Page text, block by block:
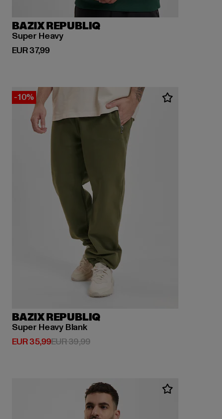
BAZIX REPUBLIQ
Super Heavy
EUR 37,99
Derzeitiger Preis: EUR 37,99
-10%
BAZIX REPUBLIQ
Super Heavy Blank
EUR 35,99
Derzeitiger Preis: EUR 35,99
EUR 39,99Aktionspreis: EUR 39,99